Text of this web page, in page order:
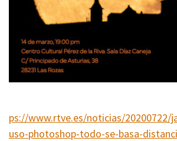
ps://www.rtve.es/noticias/20200722/
uso-photoshop-todo-se-basa-